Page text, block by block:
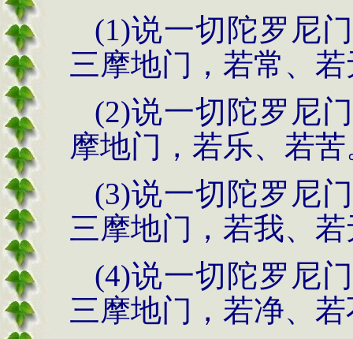
(1)说一切陀罗尼
三摩地门，若常、
(2)说一切陀罗尼
摩地门，若乐、若苦
(3)说一切陀罗尼
三摩地门，若我、
(4)说一切陀罗尼
三摩地门，若净、